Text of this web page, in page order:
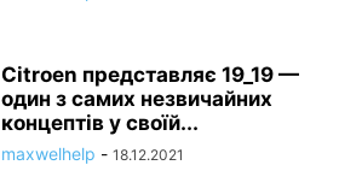
Citroen представляє 19_19 —
один з самих незвичайних
концептів у своїй...
maxwelhelp - 18.12.2021